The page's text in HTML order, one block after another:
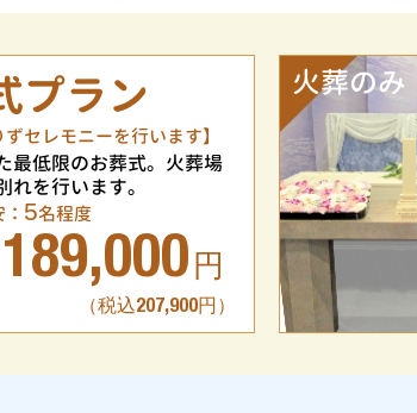
プラン
セレモニーを行います】
最低限のお葬式。火葬場
れを行います。
5名程度
189,000 円
（税込207,900円）
火葬のみ